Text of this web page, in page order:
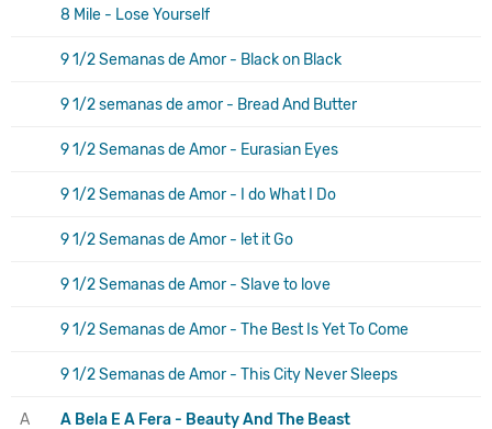
8 Mile - Lose Yourself
9 1/2 Semanas de Amor - Black on Black
9 1/2 semanas de amor - Bread And Butter
9 1/2 Semanas de Amor - Eurasian Eyes
9 1/2 Semanas de Amor - I do What I Do
9 1/2 Semanas de Amor - let it Go
9 1/2 Semanas de Amor - Slave to love
9 1/2 Semanas de Amor - The Best Is Yet To Come
9 1/2 Semanas de Amor - This City Never Sleeps
A A Bela E A Fera - Beauty And The Beast